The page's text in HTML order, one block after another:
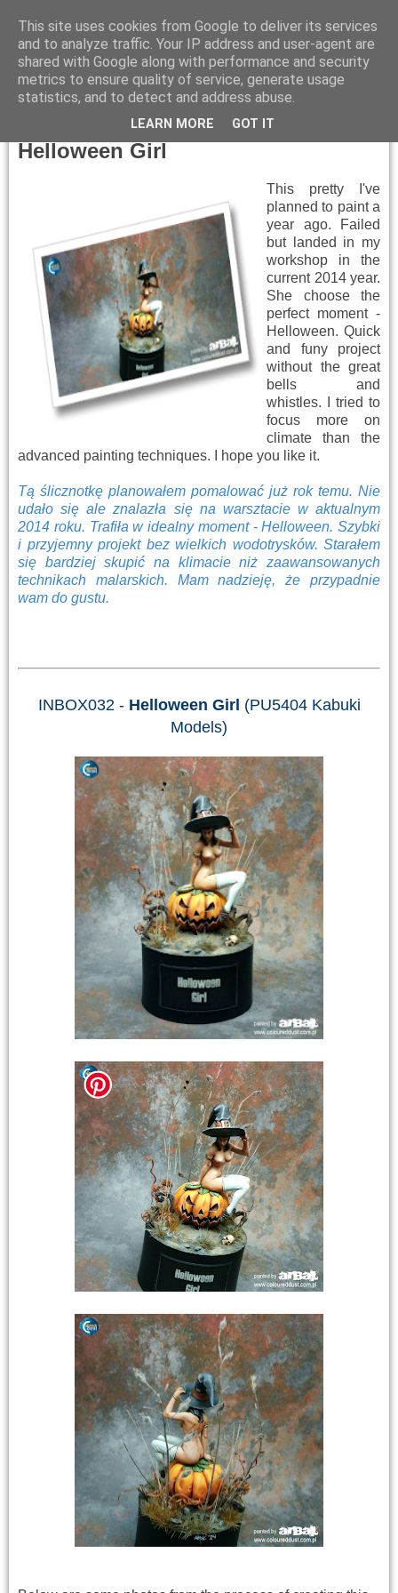
Friday, October 31, 2014
Helloween Girl
This pretty I've
planned to paint a
year ago. Failed
but landed in my
workshop in the
current 2014 year.
She choose the
perfect moment -
Helloween. Quick
and funy project
without the great
bells and
whistles. I tried to
focus more on
climate than the
advanced painting techniques. I hope you like it.
Tą ślicznotkę planowałem pomalować już rok temu. Nie
udało się ale znalazła się na warsztacie w aktualnym
2014 roku. Trafiła w idealny moment - Helloween. Szybki
i przyjemny projekt bez wielkich wodotrysków. Starałem
się bardziej skupić na klimacie niż zaawansowanych
technikach malarskich. Mam nadzieję, że przypadnie
wam do gustu.
INBOX032 - Helloween Girl (PU5404 Kabuki
Models)
This site uses cookies from Google to deliver its services
and to analyze traffic. Your IP address and user-agent are
shared with Google along with performance and security
metrics to ensure quality of service, generate usage
statistics, and to detect and address abuse.
LEARN MORE GOT IT